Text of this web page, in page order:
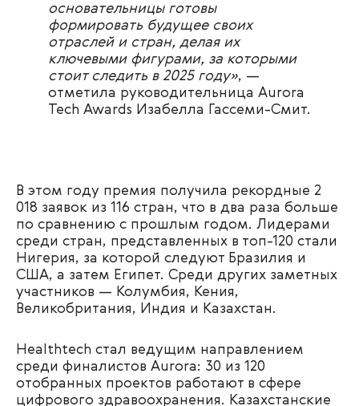
основательницы готовы
формировать будущее своих
отраслей и стран, делая их
ключевыми фигурами, за которыми
стоит следить в 2025 году», —
отметила руководительница Aurora
Tech Awards Изабелла Гассеми-Смит.
В этом году премия получила рекордные 2
018 заявок из 116 стран, что в два раза больше
по сравнению с прошлым годом. Лидерами
среди стран, представленных в топ-120 стали
Нигерия, за которой следуют Бразилия и
США, а затем Египет. Среди других заметных
участников — Колумбия, Кения,
Великобритания, Индия и Казахстан.
Healthtech стал ведущим направлением
среди финалистов Aurora: 30 из 120
отобранных проектов работают в сфере
цифрового здравоохранения. Казахстанские